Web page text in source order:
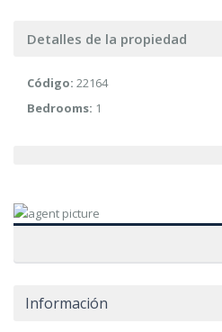
Detalles de la propiedad
Código: 22164
Bedrooms: 1
Información